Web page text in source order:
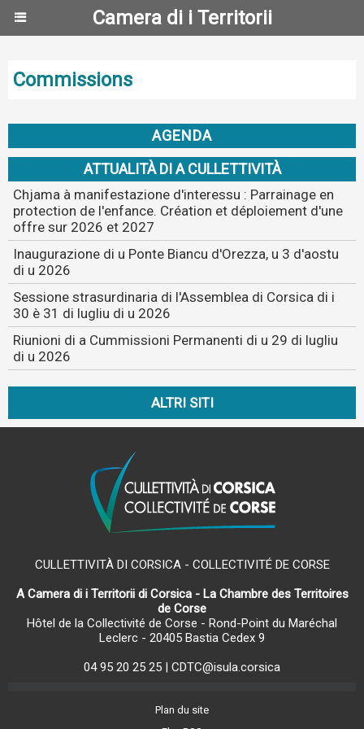
Camera di i Territorii
Commissions
AGENDA
ATTUALITÀ DI A CULLETTIVITÀ
Chjama à manifestazione d'interessu : Parrainage en
protection de l'enfance. Création et déploiement d'une
offre sur 2026 et 2027
Inaugurazione di u Ponte Biancu d'Orezza, u 3 d'aostu
di u 2026
Sessione strasurdinaria di l'Assemblea di Corsica di i
30 è 31 di lugliu di u 2026
Riunioni di a Cummissioni Permanenti di u 29 di lugliu
di u 2026
ALTRI SITI
CULLETTIVITÀ DI CORSICA - COLLECTIVITÉ DE CORSE
A Camera di i Territorii di Corsica - La Chambre des Territoires
de Corse
Hôtel de la Collectivité de Corse - Rond-Point du Maréchal
Leclerc - 20405 Bastia Cedex 9
04 95 20 25 25 | CDTC@isula.corsica
Plan du site